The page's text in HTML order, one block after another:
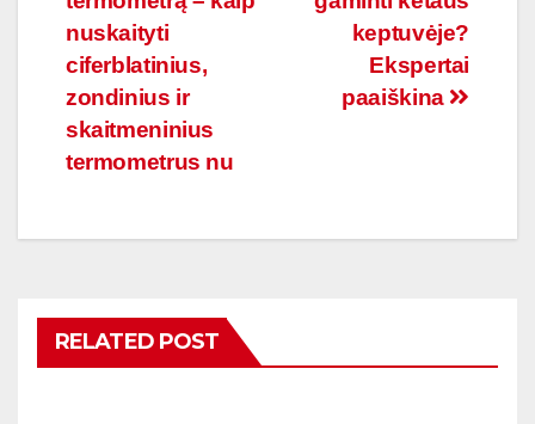
įrašų
keptuvėje?
Ekspertai
paaiškina
nuskaityti
ciferblatinius,
zondinius ir
skaitmeninius
termometrus nu
RELATED POST